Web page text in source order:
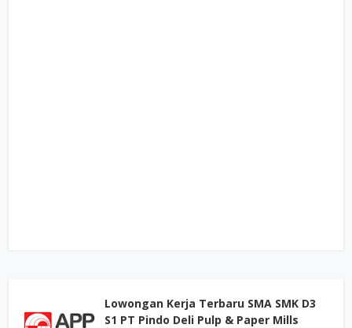
Lowongan Kerja Terbaru SMA SMK D3
S1 PT Pindo Deli Pulp & Paper Mills